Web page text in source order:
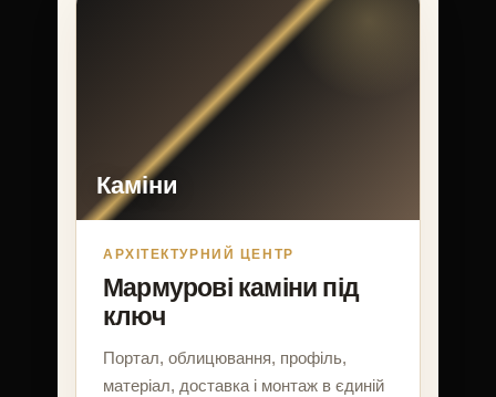
Каміни
АРХІТЕКТУРНИЙ ЦЕНТР
Мармурові каміни під
ключ
Портал, облицювання, профіль,
матеріал, доставка і монтаж в єдиній